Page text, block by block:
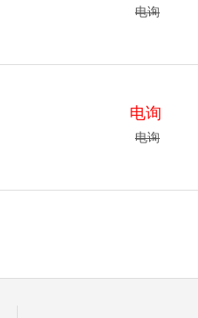
电询
电询
电询